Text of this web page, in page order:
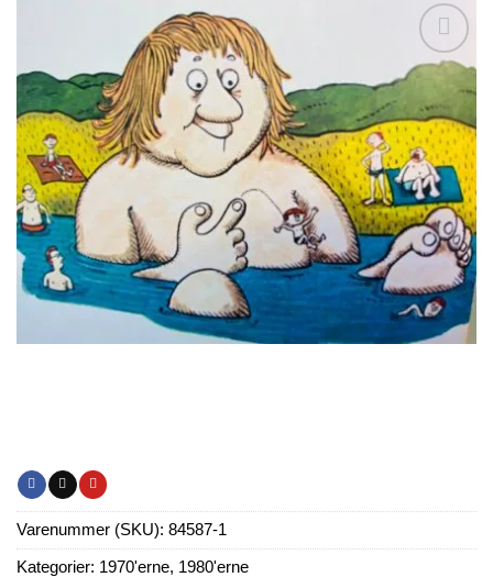
Tilføj
som
favorit
Varenummer (SKU): 84587-1
Kategorier: 1970'erne, 1980'erne